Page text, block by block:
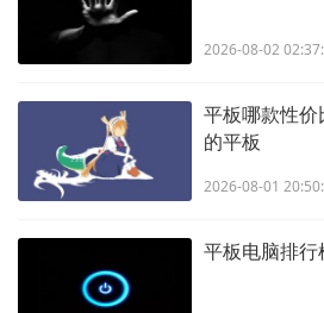
2026-08-02
平板哪款性
的平板
2026-08-01
平板电脑排行